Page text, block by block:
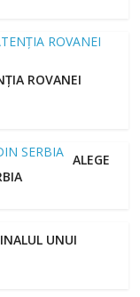
ROVANEI
ALEGE
UNUI